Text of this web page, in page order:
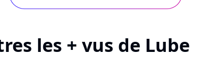
les + vus de Lube